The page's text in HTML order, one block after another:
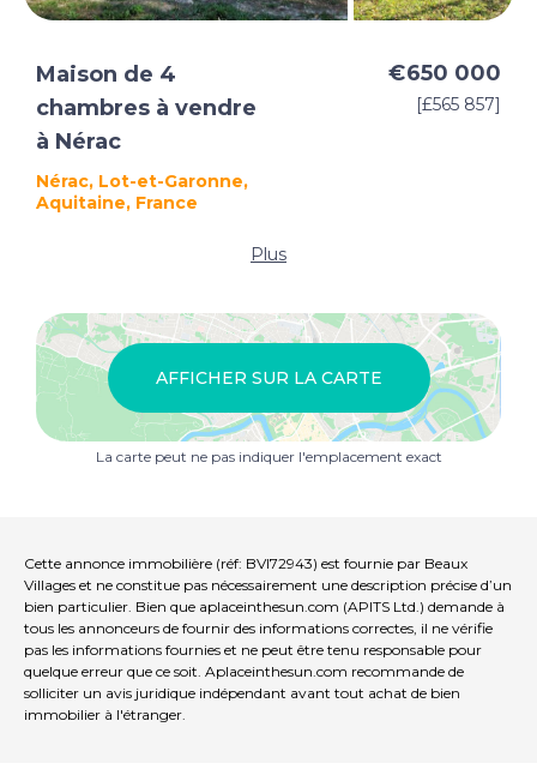
Maison de 4
chambres à vendre
à Nérac
Nérac, Lot-et-Garonne,
Aquitaine, France
€650 000
[£565 857]
Plus
AFFICHER SUR LA CARTE
La carte peut ne pas indiquer l'emplacement exact
Cette annonce immobilière (réf: BVI72943) est fournie par Beaux
Villages et ne constitue pas nécessairement une description précise d’un
bien particulier. Bien que aplaceinthesun.com (APITS Ltd.) demande à
tous les annonceurs de fournir des informations correctes, il ne vérifie
pas les informations fournies et ne peut être tenu responsable pour
quelque erreur que ce soit. Aplaceinthesun.com recommande de
solliciter un avis juridique indépendant avant tout achat de bien
immobilier à l'étranger.